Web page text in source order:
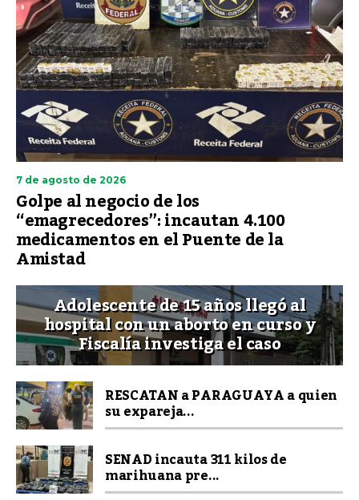
7 de agosto de 2026
Golpe al negocio de los
“emagrecedores”: incautan 4.100
medicamentos en el Puente de la
Amistad
Adolescente de 15 años llegó al
hospital con un aborto en curso y
Fiscalía investiga el caso
RESCATAN a PARAGUAYA a quien
su expareja...
SENAD incauta 311 kilos de
marihuana pre...